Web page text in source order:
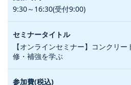
9:30～16:30(受付9:00)
【オンラインセミナー】コンクリ
修・補強を学ぶ